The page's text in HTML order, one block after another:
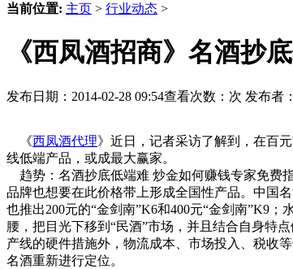
当前位置: 主页 > 行业动态 >
《西凤酒招商》名酒抄
发布日期：2014-02-28 09:54查看次数： 次 发布者：
《西凤酒代理》近日，记者采访了解到，在百
线低端产品，或成最大赢家。
趋势：名酒抄底低端难 炒金如何赚钱专家免费
品牌也想要在此价格带上形成全国性产品。中国
也推出200元的“金剑南”K6和400元“金剑南”K9
腰，把目光下移到“民酒”市场，并且结合自身特
产线的硬件措施外，物流成本、市场投入、税收
名酒重新进行定位。